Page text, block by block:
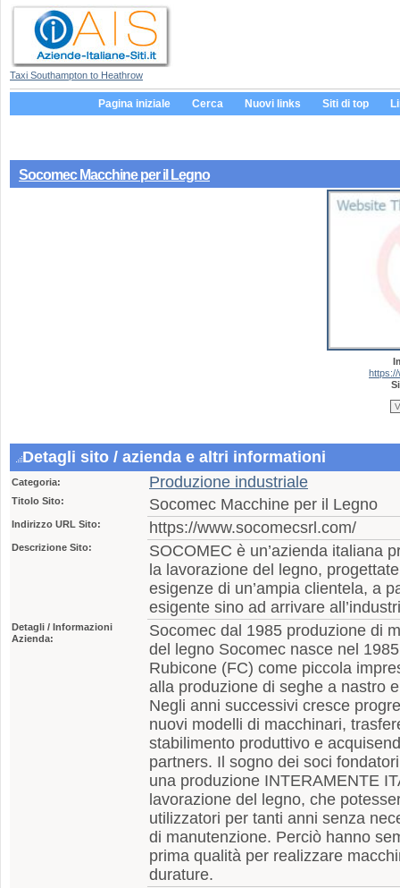
Taxi Southampton to Heathrow
Pagina iniziale Cerca Nuovi links Siti di top
Socomec Macchine per il Legno
Detagli sito / azienda e altri informationi
Categoria: Produzione industriale
Titolo Sito: Socomec Macchine per il Legno
Indirizzo URL Sito: https://www.socomecsrl.com/
Descrizione Sito:
SOCOMEC è un’azienda italiana
la lavorazione del legno,
esigenze di un’ampia clientela, a
esigente sino ad arrivare
Detagli / Informazioni
Azienda:
Socomec dal 1985 produzione di
del legno Socomec nasce nel
Rubicone (FC) come piccola
alla produzione di seghe a nastro
Negli anni successivi cresce
nuovi modelli di macchinari,
stabilimento produttivo e
partners. Il sogno dei soci
una produzione INTERAMENTE
lavorazione del legno, che
utilizzatori per tanti anni senza
di manutenzione. Perciò hanno
prima qualità per realizzare
durature.